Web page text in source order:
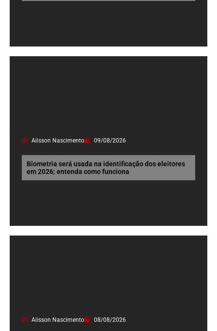
Alisson Nascimento 09/08/2026
Biometria será usada na identificação dos eleitores
em 2026; entenda como funciona
Alisson Nascimento 08/08/2026